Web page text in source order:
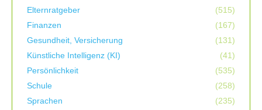
Elternratgeber
(515)
Finanzen
(167)
Gesundheit, Versicherung
(131)
Künstliche Intelligenz (KI)
(41)
Persönlichkeit
(535)
Schule
(258)
Sprachen
(235)